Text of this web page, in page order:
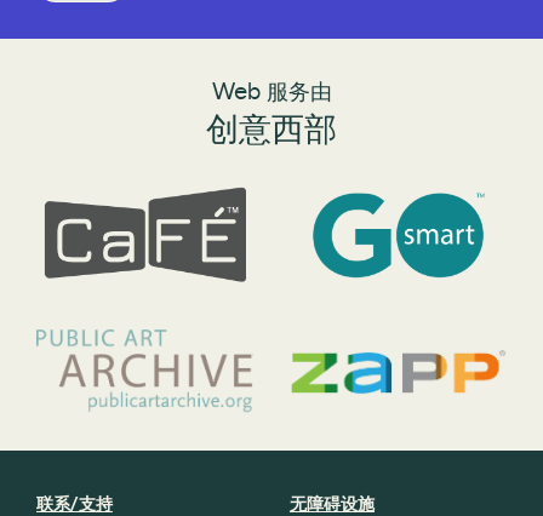
Web 服务由
创意西部
联系/支持 无障碍设施